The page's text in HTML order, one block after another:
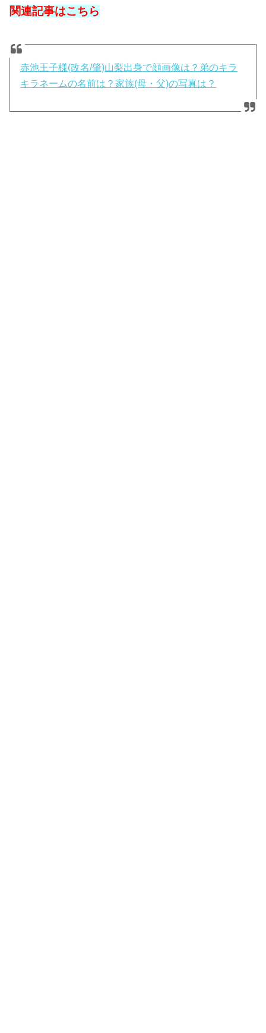
関連記事はこちら
赤池王子様(改名/肇)山梨出身で顔画像は？弟のキラ
キラネームの名前は？家族(母・父)の写真は？